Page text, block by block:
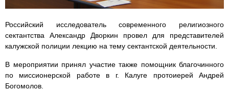
Российский исследователь современного религиозного
сектантства Александр Дворкин провел для представителей
калужской полиции лекцию на тему сектантской деятельности.
В мероприятии принял участие также помощник благочинного
по миссионерской работе в г. Калуге протоиерей Андрей
Богомолов.